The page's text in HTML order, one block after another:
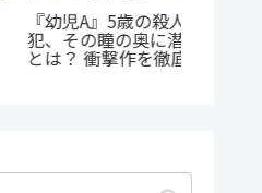
歳の老人が超人
？》『山岳超人マツ
』のあらすじ紹介：
と謎に満ちた山岳殺